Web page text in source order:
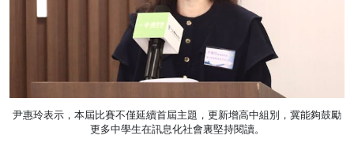
尹惠玲表示，本屆比賽不僅延續首屆主題，更新增高中組別，冀能夠鼓勵
更多中學生在訊息化社會裏堅持閱讀。